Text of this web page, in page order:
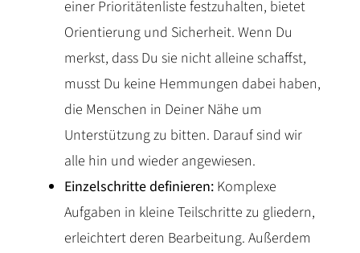
einer Prioritätenliste festzuhalten, bietet
Orientierung und Sicherheit. Wenn Du
merkst, dass Du sie nicht alleine schaffst,
musst Du keine Hemmungen dabei haben,
die Menschen in Deiner Nähe um
Unterstützung zu bitten. Darauf sind wir
alle hin und wieder angewiesen.
Einzelschritte definieren: Komplexe
Aufgaben in kleine Teilschritte zu gliedern,
erleichtert deren Bearbeitung. Außerdem